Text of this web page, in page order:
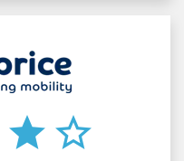
star star_border